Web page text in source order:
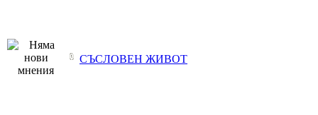
СЪСЛОВЕН ЖИВОТ